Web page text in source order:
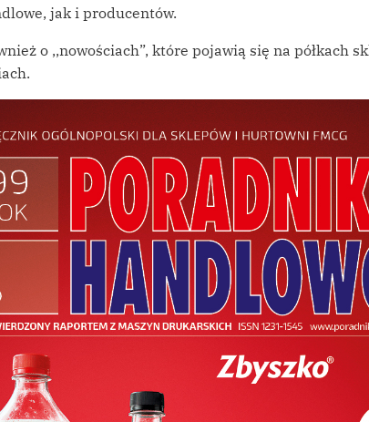
jak i producentów.
o ,,nowościach”, które pojawią się na półkach